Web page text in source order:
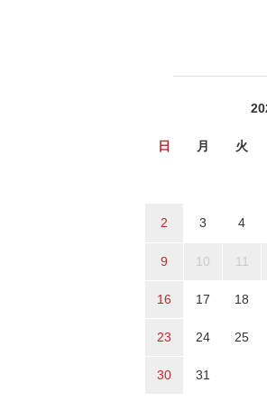
日 月 火
2 3 4
9 10 11
16 17 18
23 24 25
30 31